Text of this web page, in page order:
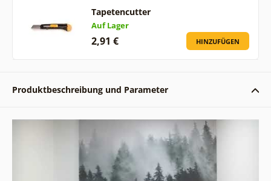
Tapetencutter
Auf Lager
2,91 € HINZUFÜGEN
Produktbeschreibung und Parameter